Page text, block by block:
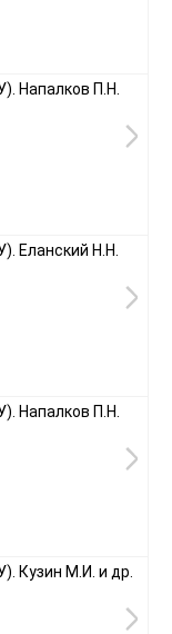
Напалков П.Н.
Еланский Н.Н.
Напалков П.Н.
Кузин М.И. и др.